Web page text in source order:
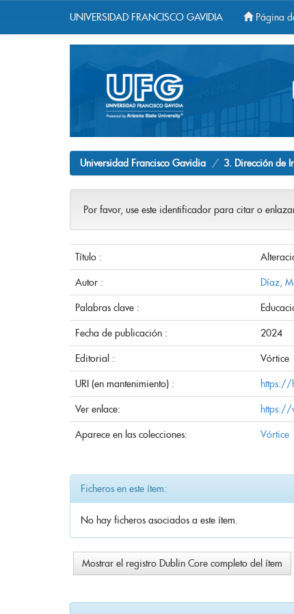
UNIVERSIDAD FRANCISCO GAVIDIA Página
Universidad Francisco Gavidia 3. Dirección de
Por favor, use este identificador para citar o
Título :
Autor : Díaz,
Palabras clave :
Fecha de publicación : 2024
Editorial : Vórtice
URI (en mantenimiento) :
Ver enlace: https://
Aparece en las colecciones: Vórtice
Ficheros en este ítem:
No hay ficheros asociados a este ítem.
Mostrar el registro Dublin Core completo del ítem